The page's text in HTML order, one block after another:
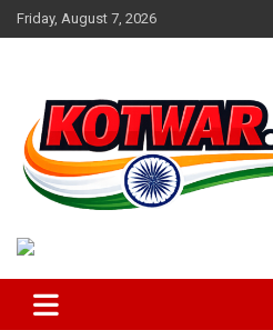
Skip
to
Friday, August 7, 2026
kotwar.in